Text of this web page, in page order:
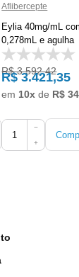
Aflibercepte
Eylia 40mg/mL
0,278mL e agulha
R$ 3.592,42
R$ 3.421,35
em 10x de R$
−
+